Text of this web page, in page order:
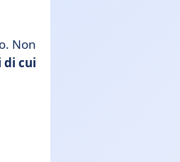
Non
cui